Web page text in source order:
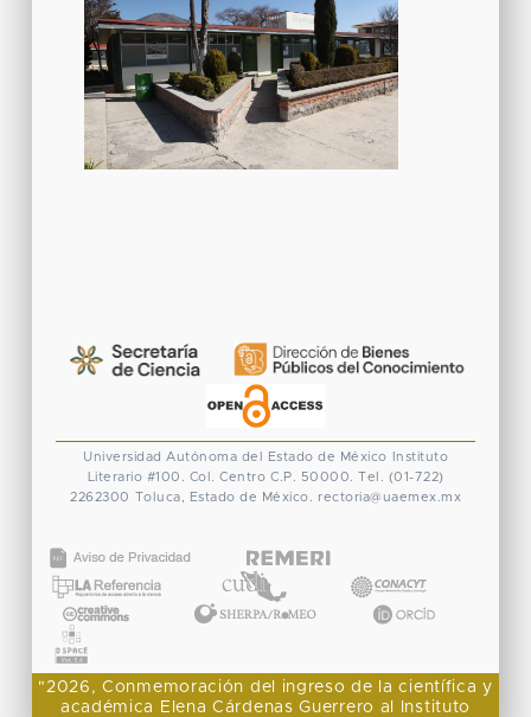
Universidad Autónoma del Estado de México
Instituto
Literario #100. Col. Centro C.P. 50000. Tel. (01-722)
2262300 Toluca, Estado de México. rectoria@uaemex.mx
"2026, Conmemoración del ingreso de la científica y
académica Elena Cárdenas Guerrero al Instituto